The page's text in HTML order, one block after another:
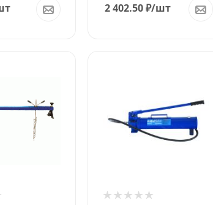
2 402.50₽/шт